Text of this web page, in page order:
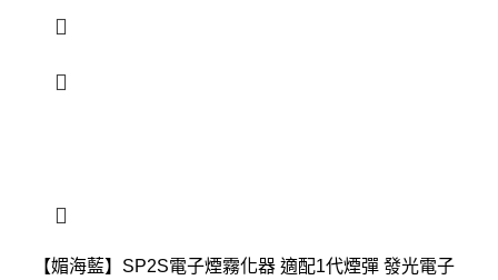
【媚海藍】SP2S電子煙霧化器 適配1代煙彈 發光電子